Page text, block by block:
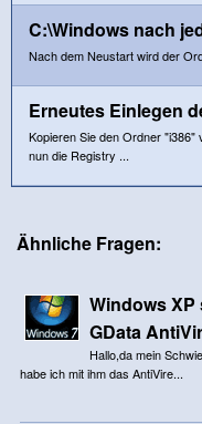
C:\Windows nach
Nach dem Neustart wird der
Erneutes Einlegen
Kopieren Sie den Ordner
nun die Registry ...
Ähnliche Fragen:
Windows
GData
Hallo,da mein
habe ich mit ihm das AntiVire...